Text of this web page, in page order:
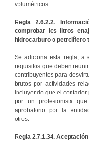
volumétricos.
Regla 2.6.2.2.
comprobar los litros
hidrocarburo o petrolífero
Se adiciona esta regla, a
requisitos que deben
contribuyentes para
brutos por actividades
incluyendo que el contador
por un profesionista
aprobatorio por la
otros.
Regla 2.7.1.34.